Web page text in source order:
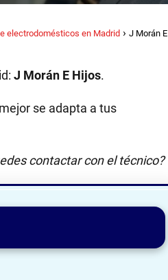
electrodomésticos en Madrid
J Morán E
J Morán E Hijos.
se adapta a tus
contactar con el técnico?